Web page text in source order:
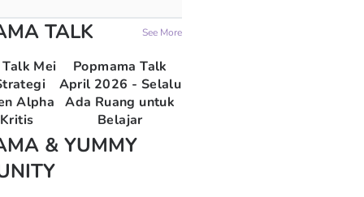
TALK See More
Mei
Alpha
Popmama Talk
April 2026 - Selalu
Ada Ruang untuk
Belajar
& YUMMY